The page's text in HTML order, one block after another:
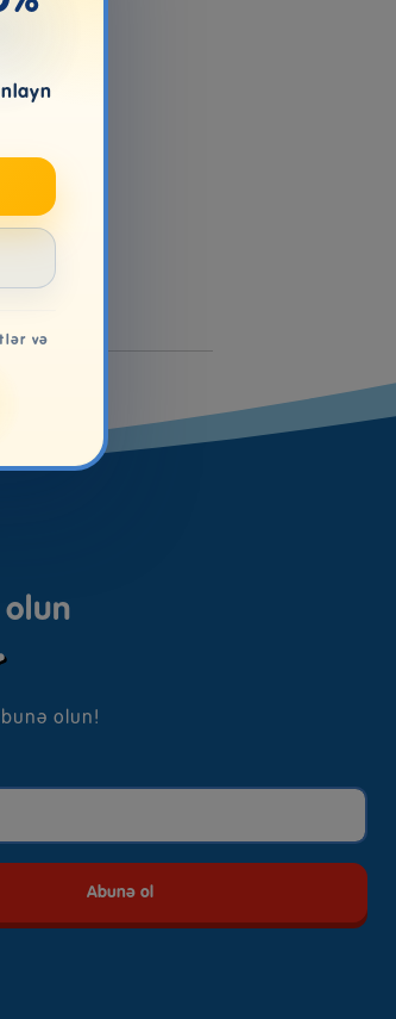
və
olun!